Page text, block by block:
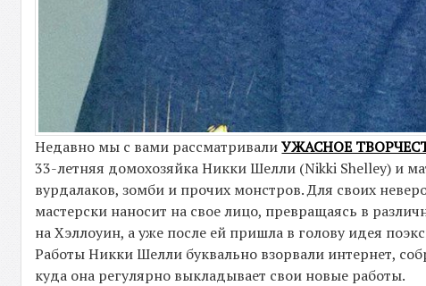
Недавно мы с вами рассматривалиУЖАСНОЕ
33-летняя домохозяйка Никки Шелли (Nikki Shelley) и
вурдалаков, зомби и прочих монстров. Для своих
мастерски наносит на свое лицо, превращаясь в
на Хэллоуин, а уже после ей пришла в голову идея
Работы Никки Шелли буквально взорвали интернет,
куда она регулярно выкладывает свои новые работы.